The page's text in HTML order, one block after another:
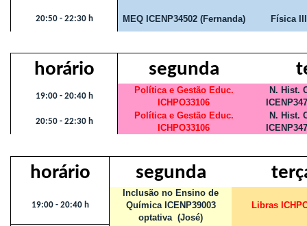
20:50 - 22:30 h MEQ ICENP34502 (Fernanda) Física
horário segunda
19:00 - 20:40 h
Política e Gestão Educ.
ICHPO33106
N. Hist.
20:50 - 22:30 h
Política e Gestão Educ.
ICHPO33106
N. Hist.
horário segunda
19:00 - 20:40 h
Inclusão no Ensino de
Química ICENP39003
optativa (José)
Libras